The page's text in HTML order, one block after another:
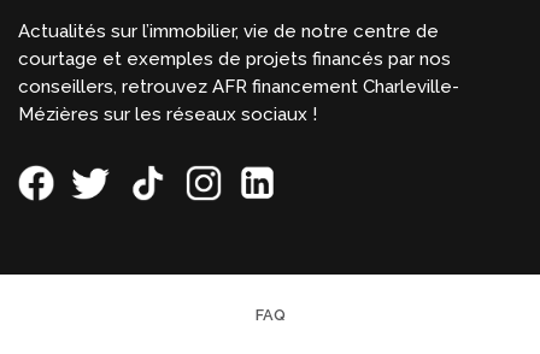
Actualités sur l’immobilier, vie de notre centre de
courtage et exemples de projets financés par nos
conseillers, retrouvez AFR financement Charleville-
Mézières sur les réseaux sociaux !
FAQ